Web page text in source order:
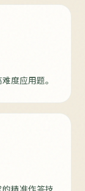
度应用题。
精准作答技